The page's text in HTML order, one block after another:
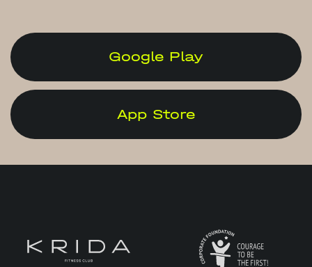
Google Play
App Store